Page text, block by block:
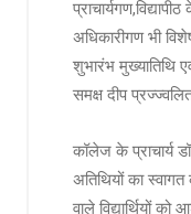
अधिकारीगण भी
शुभारंभ मुख्यातिथि
समक्ष दीप
कॉलेज के प्राचार्य
अतिथियों का
वाले विद्यार्थियों